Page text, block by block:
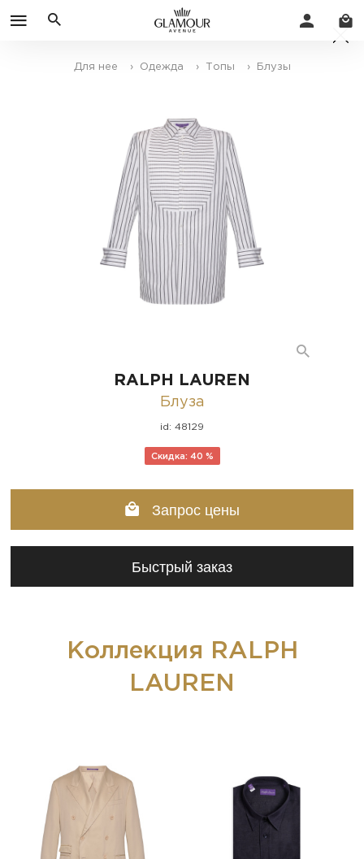
Для нее › Одежда › Топы › Блузы
RALPH LAUREN
Блуза
id: 48129
Скидка: 40 %
Запрос цены
Быстрый заказ
Коллекция RALPH
LAUREN